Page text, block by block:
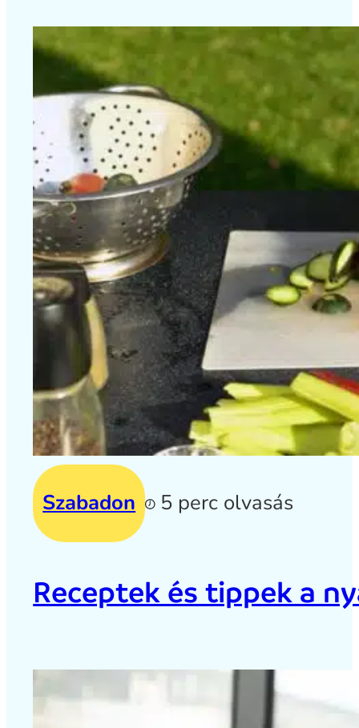
Szabadon 5 perc olvasás
Receptek és tippek a